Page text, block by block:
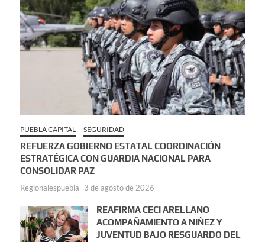
PUEBLA CAPITAL SEGURIDAD
REFUERZA GOBIERNO ESTATAL COORDINACIÓN
ESTRATÉGICA CON GUARDIA NACIONAL PARA
CONSOLIDAR PAZ
Regionalespuebla 3 de agosto de 2026
REAFIRMA CECI ARELLANO
ACOMPAÑAMIENTO A NIÑEZ Y
JUVENTUD BAJO RESGUARDO DEL